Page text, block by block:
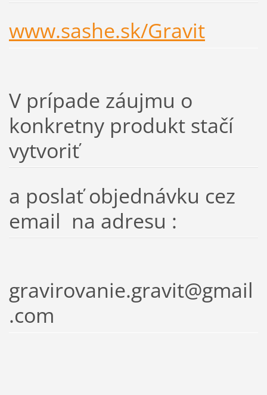
www.sashe.sk/Gravit
V prípade záujmu o
konkretny produkt stačí
vytvoriť
a poslať objednávku cez
email na adresu :
gravirovanie.gravit@gmail
.com